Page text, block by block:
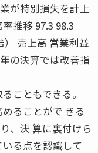
が特別損失を計上
推移 97.3 98.3
） 売上高 営業利益
の決算では改善指
こともできる。
ることがで きる
、決 算に裏付けら
る点を認識して